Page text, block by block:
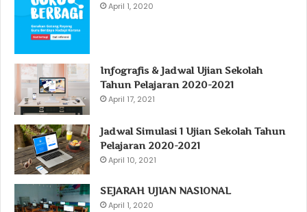
April 1, 2020
Infografis & Jadwal Ujian Sekolah
Tahun Pelajaran 2020-2021
April 17, 2021
Jadwal Simulasi 1 Ujian Sekolah Tahun
Pelajaran 2020-2021
April 10, 2021
SEJARAH UJIAN NASIONAL
April 1, 2020